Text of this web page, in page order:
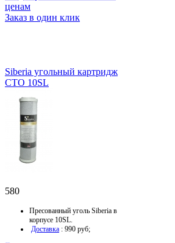
Заказ в один клик
Siberia угольный картридж
CTO 10SL
580
Пресованный уголь Siberia в
корпусе 10SL.
Доставка : 990 руб;